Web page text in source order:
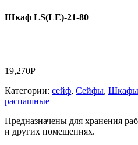
Шкаф LS(LE)-21-80
19,270Р
Категории: сейф, Сейфы, Шкафы
распашные
Предназначены для хранения
и других помещениях.